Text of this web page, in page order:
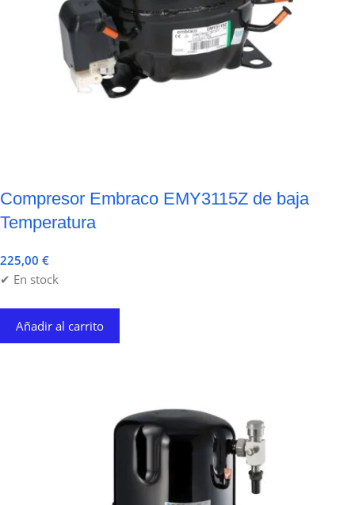
Compresor Embraco EMY3115Z de baja
Temperatura
225,00 €
✔ En stock
Añadir al carrito